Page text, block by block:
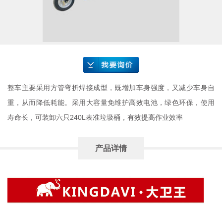
整车主要采用方管弯折焊接成型，既增加车身强度，又减少车身自
重，从而降低耗能。采用大容量免维护高效电池，绿色环保，使用
寿命长，可装卸六只240L表准垃圾桶，有效提高作业效率
产品详情